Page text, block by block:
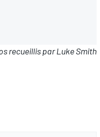
recueillis par Luke Smith